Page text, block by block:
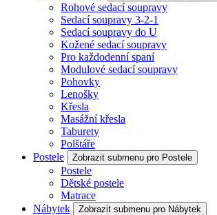
Rohové sedací soupravy
Sedací soupravy 3-2-1
Sedací soupravy do U
Kožené sedací soupravy
Pro každodenní spaní
Modulové sedací soupravy
Pohovky
Lenošky
Křesla
Masážní křesla
Taburety
Polštáře
Postele
Zobrazit submenu pro Postele
Postele
Dětské postele
Matrace
Nábytek
Zobrazit submenu pro Nábytek